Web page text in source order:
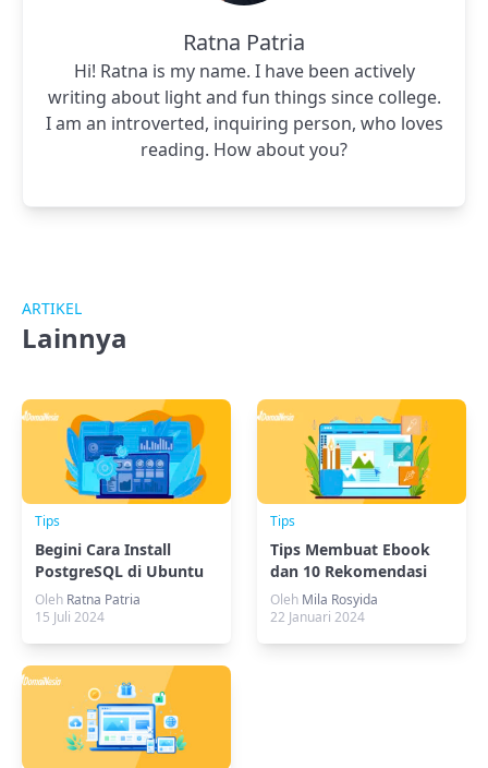
Ratna Patria
Hi! Ratna is my name. I have been actively
writing about light and fun things since college.
I am an introverted, inquiring person, who loves
reading. How about you?
ARTIKEL
Lainnya
Tips
Begini Cara Install
PostgreSQL di Ubuntu
Oleh Ratna Patria
15 Juli 2024
Tips
Tips Membuat Ebook
dan 10 Rekomendasi
Ebook Gratis
Oleh Mila Rosyida
22 Januari 2024